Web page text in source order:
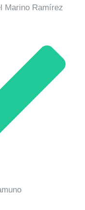
Marino Ramírez